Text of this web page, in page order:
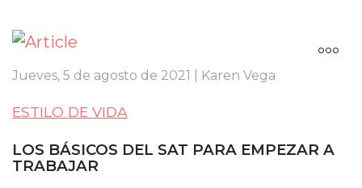
Jueves, 5 de agosto de 2021 | Karen Vega
ESTILO DE VIDA
LOS BÁSICOS DEL SAT PARA EMPEZAR A
TRABAJAR